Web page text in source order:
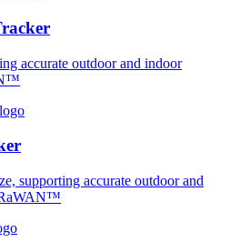
accurate outdoor and indoor
supporting accurate outdoor and